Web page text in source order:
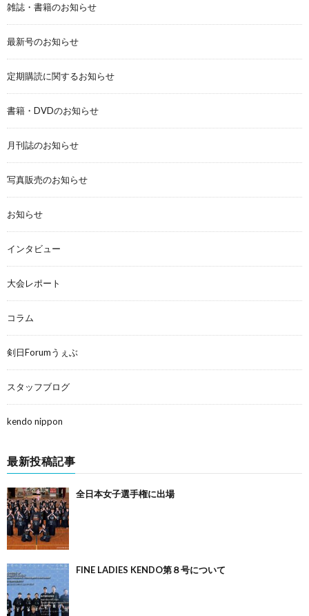
雑誌・書籍のお知らせ
最新号のお知らせ
定期購読に関するお知らせ
書籍・DVDのお知らせ
月刊誌のお知らせ
写真販売のお知らせ
お知らせ
インタビュー
大会レポート
コラム
剣日Forumうぇぶ
スタッフブログ
kendo nippon
最新投稿記事
全日本女子選手権に出場
FINE LADIES KENDO第８号について